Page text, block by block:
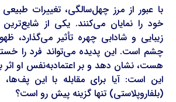
با عبور از مرز چهل‌سالگی، تغییرات
خود را نمایان می‌کنند. یکی از
زیبایی و شادابی چهره تأثیر می‌گذارد،
چشم است. این پدیده می‌تواند فرد را
هست، نشان دهد و بر اعتمادبه‌نفس او اثر
این است: آیا برای مقابله با این
(بلفاروپلاستی) تنها گزینه پیش رو است؟